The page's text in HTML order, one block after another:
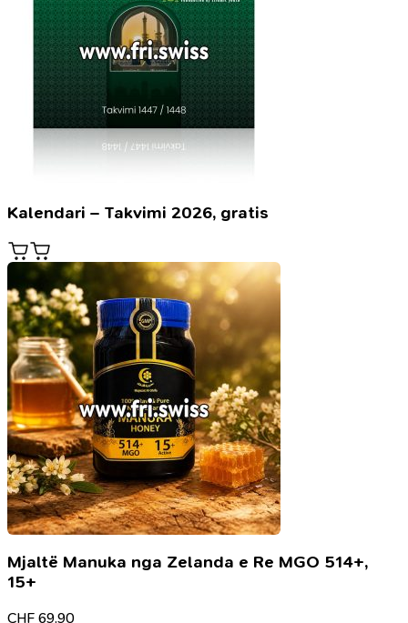
Kalendari – Takvimi 2026, gratis
Mjaltë Manuka nga Zelanda e Re MGO 514+,
15+
CHF 69.90